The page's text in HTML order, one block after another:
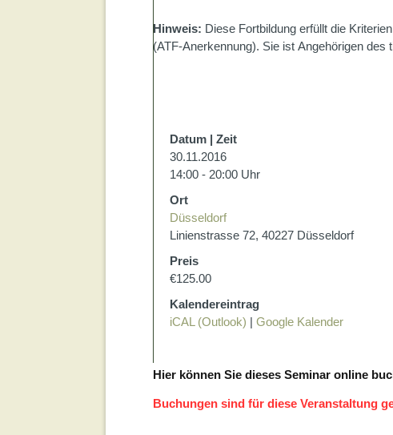
Hinweis: Diese Fortbildung erfüllt die
(ATF-Anerkennung). Sie ist Angehörigen
Datum | Zeit
30.11.2016
14:00 - 20:00 Uhr
Ort
Düsseldorf
Linienstrasse 72, 40227 Düsseldorf
Preis
€125.00
Kalendereintrag
iCAL (Outlook) | Google Kalender
Hier können Sie dieses Seminar online
Buchungen sind für diese Veranstaltung